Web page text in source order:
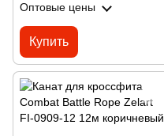
Оптовые цены
Купить